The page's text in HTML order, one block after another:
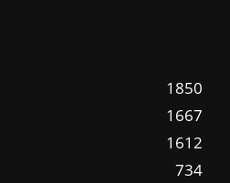
1850
1667
1612
734